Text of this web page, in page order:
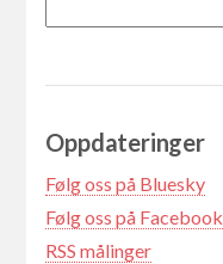
Oppdateringer
Følg oss på Bluesky
Følg oss på Facebook
RSS målinger